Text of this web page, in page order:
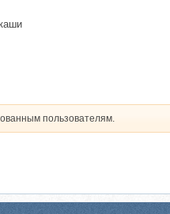
пользователям.